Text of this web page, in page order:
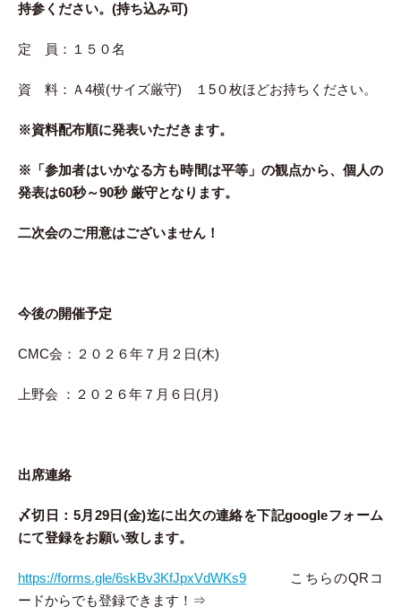
持参ください。(持ち込み可)
定 員：１５０名
資 料：Ａ4横(サイズ厳守) １5０枚ほどお持ちください。
※資料配布順に発表いただきます。
※「参加者はいかなる方も時間は平等」の観点から、個人の
発表は60秒～90秒厳守となります。
二次会のご用意はございません！
今後の開催予定
CMC会：２０２６年７月２日(木)
上野会 ：２０２６年７月６日(月)
出席連絡
〆切日：5月29日(金)迄に出欠の連絡を下記googleフォーム
にて登録をお願い致します。
https://forms.gle/6skBv3KfJpxVdWKs9 こちらのQRコ
ードからでも登録できます！⇒